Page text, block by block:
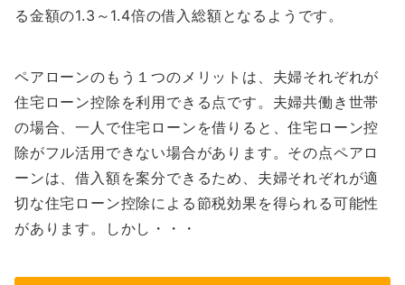
る金額の1.3～1.4倍の借入総額となるようです。
ペアローンのもう１つのメリットは、夫婦それぞれが
住宅ローン控除を利用できる点です。夫婦共働き世帯
の場合、一人で住宅ローンを借りると、住宅ローン控
除がフル活用できない場合があります。その点ペアロ
ーンは、借入額を案分できるため、夫婦それぞれが適
切な住宅ローン控除による節税効果を得られる可能性
があります。しかし・・・